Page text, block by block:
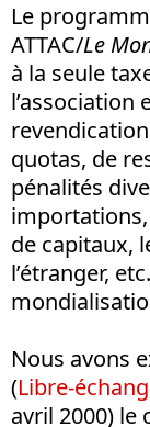
Le
ATTAC/Le
à la seule
l’association
quotas, de
pénalités
de capitaux,
l’étranger,
Nous avons
(Libre-
avril 2000) le